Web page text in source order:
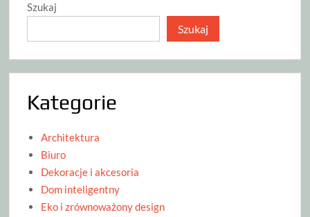
Szukaj
Szukaj
Kategorie
Architektura
Biuro
Dekoracje i akcesoria
Dom inteligentny
Eko i zrównoważony design